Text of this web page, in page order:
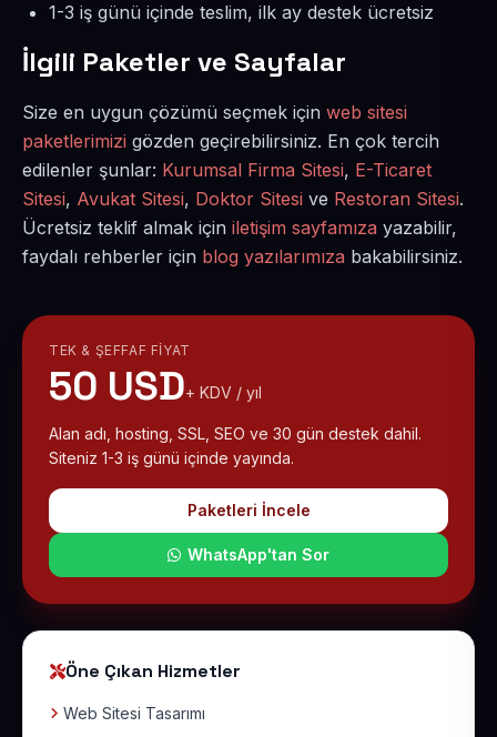
1-3 iş günü içinde teslim, ilk ay destek ücretsiz
İlgili Paketler ve Sayfalar
Size en uygun çözümü seçmek için web sitesi
paketlerimizi gözden geçirebilirsiniz. En çok tercih
edilenler şunlar: Kurumsal Firma Sitesi, E-Ticaret
Sitesi, Avukat Sitesi, Doktor Sitesi ve Restoran Sitesi.
Ücretsiz teklif almak için iletişim sayfamıza yazabilir,
faydalı rehberler için blog yazılarımıza bakabilirsiniz.
TEK & ŞEFFAF FIYAT
50 USD+ KDV / yıl
Alan adı, hosting, SSL, SEO ve 30 gün destek dahil.
Siteniz 1-3 iş günü içinde yayında.
Paketleri İncele
WhatsApp'tan Sor
Öne Çıkan Hizmetler
Web Sitesi Tasarımı